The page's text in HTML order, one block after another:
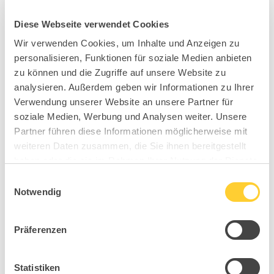
Diese Webseite verwendet Cookies
Wir verwenden Cookies, um Inhalte und Anzeigen zu
personalisieren, Funktionen für soziale Medien anbieten
zu können und die Zugriffe auf unsere Website zu
analysieren. Außerdem geben wir Informationen zu Ihrer
Verwendung unserer Website an unsere Partner für
soziale Medien, Werbung und Analysen weiter. Unsere
Partner führen diese Informationen möglicherweise mit
weiteren Daten zusammen, die Sie ihnen bereitgestellt
Notwendig
Präferenzen
Statistiken